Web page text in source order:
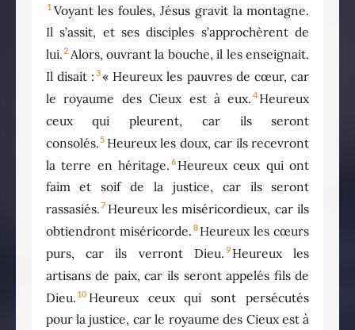
1 Voyant les foules, Jésus gravit la montagne.
Il s’assit, et ses disciples s’approchèrent de
lui.2 Alors, ouvrant la bouche, il les enseignait.
Il disait : 3« Heureux les pauvres de cœur, car
le royaume des Cieux est à eux. 4 Heureux
ceux qui pleurent, car ils seront
consolés. 5 Heureux les doux, car ils recevront
la terre en héritage. 6 Heureux ceux qui ont
faim et soif de la justice, car ils seront
rassasiés.7 Heureux les miséricordieux, car ils
obtiendront miséricorde. 8 Heureux les cœurs
purs, car ils verront Dieu. 9 Heureux les
artisans de paix, car ils seront appelés fils de
Dieu. 10 Heureux ceux qui sont persécutés
pour la justice, car le royaume des Cieux est à